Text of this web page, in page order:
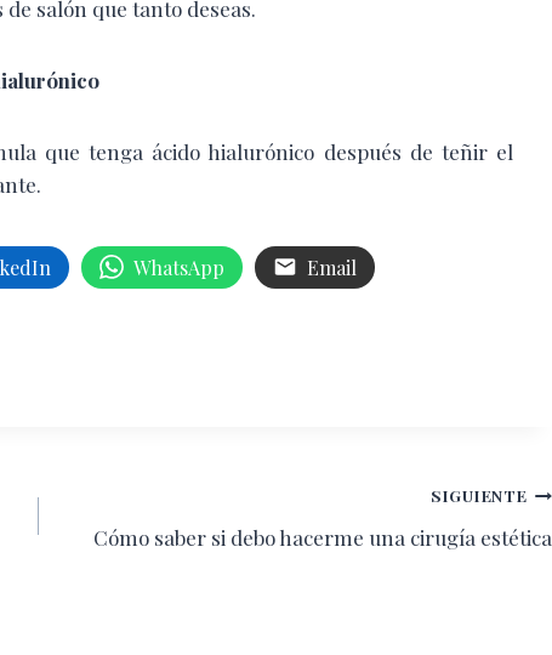
salón que tanto deseas.
que tenga ácido hialurónico después de teñir el
WhatsApp Email
SIGUIENTE
Cómo saber si debo hacerme una cirugía estética